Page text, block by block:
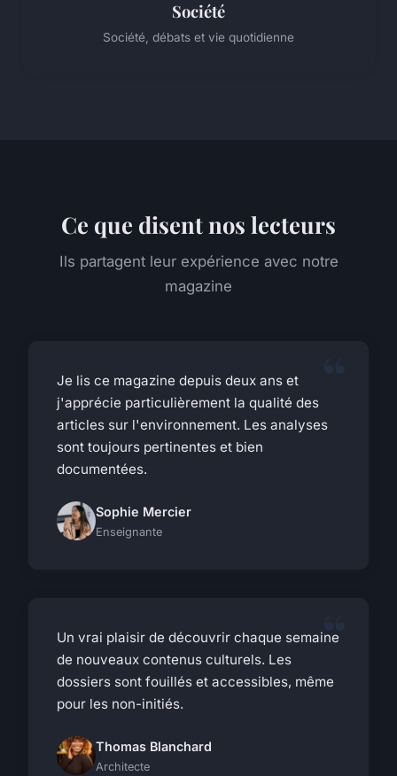
Société
Société, débats et vie quotidienne
Ce que disent nos lecteurs
Ils partagent leur expérience avec notre
magazine
Je lis ce magazine depuis deux ans et
j'apprécie particulièrement la qualité des
articles sur l'environnement. Les analyses
sont toujours pertinentes et bien
documentées.
Sophie Mercier
Enseignante
Un vrai plaisir de découvrir chaque semaine
de nouveaux contenus culturels. Les
dossiers sont fouillés et accessibles, même
pour les non-initiés.
Thomas Blanchard
Architecte